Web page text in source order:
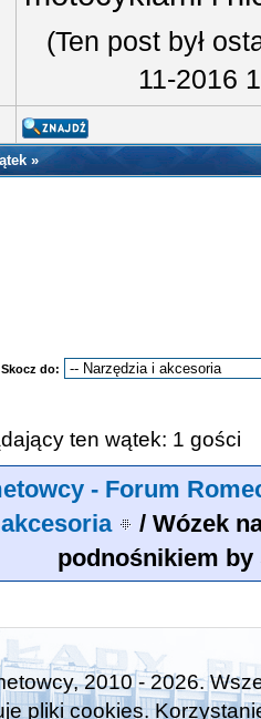
(Ten post był
11-2016
»
Skocz do:
ten wątek: 1 gości
- Forum
/ Wózek
podnośnikiem by
2010 - 2026.
pliki cookies.